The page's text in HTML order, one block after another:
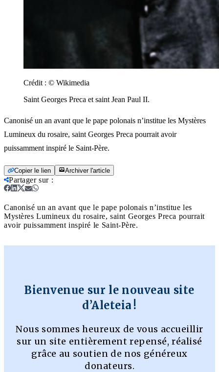
Crédit : © Wikimedia
Saint Georges Preca et saint Jean Paul II.
Canonisé un an avant que le pape polonais n’institue les Mystères
Lumineux du rosaire, saint Georges Preca pourrait avoir
puissamment inspiré le Saint-Père.
Copier le lien Archiver l'article
Partager sur:
Canonisé un an avant que le pape polonais n’institue les
Mystères Lumineux du rosaire, saint Georges Preca pourrait
avoir puissamment inspiré le Saint-Père.
Bienvenue sur le nouveau site
d’Aleteia !
Nous sommes heureux de vous accueillir
sur un site entièrement repensé, réalisé
grâce au soutien de nos généreux
donateurs.